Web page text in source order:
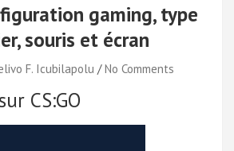
gaming, type
souris et écran
F. Icubilapolu No Comments
CS:GO